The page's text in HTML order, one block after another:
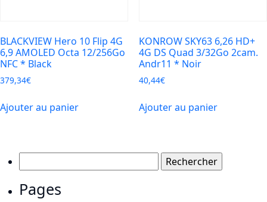
BLACKVIEW Hero 10 Flip 4G
6,9 AMOLED Octa 12/256Go
NFC * Black
379,34€
Ajouter au panier
KONROW SKY63 6,26 HD+
4G DS Quad 3/32Go 2cam.
Andr11 * Noir
40,44€
Ajouter au panier
Pages